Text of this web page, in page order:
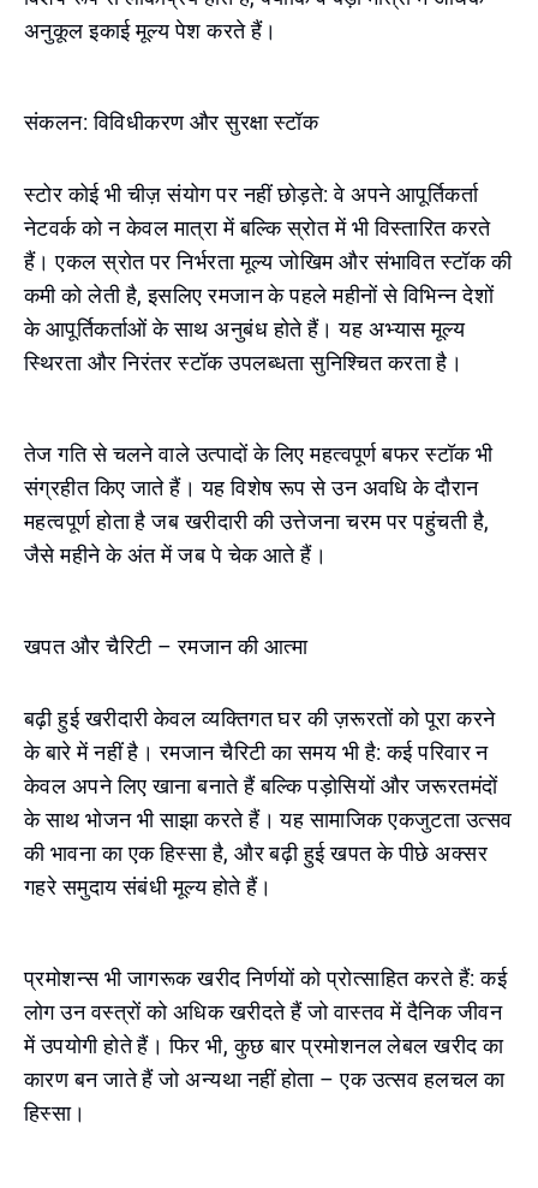
अनुकूल इकाई मूल्य पेश करते हैं।
संकलन: विविधीकरण और सुरक्षा स्टॉक
स्टोर कोई भी चीज़ संयोग पर नहीं छोड़ते: वे अपने आपूर्तिकर्ता
नेटवर्क को न केवल मात्रा में बल्कि स्रोत में भी विस्तारित करते
हैं। एकल स्रोत पर निर्भरता मूल्य जोखिम और संभावित स्टॉक की
कमी को लेती है, इसलिए रमजान के पहले महीनों से विभिन्न देशों
के आपूर्तिकर्ताओं के साथ अनुबंध होते हैं। यह अभ्यास मूल्य
स्थिरता और निरंतर स्टॉक उपलब्धता सुनिश्चित करता है।
तेज गति से चलने वाले उत्पादों के लिए महत्वपूर्ण बफर स्टॉक भी
संग्रहीत किए जाते हैं। यह विशेष रूप से उन अवधि के दौरान
महत्वपूर्ण होता है जब खरीदारी की उत्तेजना चरम पर पहुंचती है,
जैसे महीने के अंत में जब पे चेक आते हैं।
खपत और चैरिटी – रमजान की आत्मा
बढ़ी हुई खरीदारी केवल व्यक्तिगत घर की ज़रूरतों को पूरा करने
के बारे में नहीं है। रमजान चैरिटी का समय भी है: कई परिवार न
केवल अपने लिए खाना बनाते हैं बल्कि पड़ोसियों और जरूरतमंदों
के साथ भोजन भी साझा करते हैं। यह सामाजिक एकजुटता उत्सव
की भावना का एक हिस्सा है, और बढ़ी हुई खपत के पीछे अक्सर
गहरे समुदाय संबंधी मूल्य होते हैं।
प्रमोशन्स भी जागरूक खरीद निर्णयों को प्रोत्साहित करते हैं: कई
लोग उन वस्त्रों को अधिक खरीदते हैं जो वास्तव में दैनिक जीवन
में उपयोगी होते हैं। फिर भी, कुछ बार प्रमोशनल लेबल खरीद का
कारण बन जाते हैं जो अन्यथा नहीं होता – एक उत्सव हलचल का
हिस्सा।